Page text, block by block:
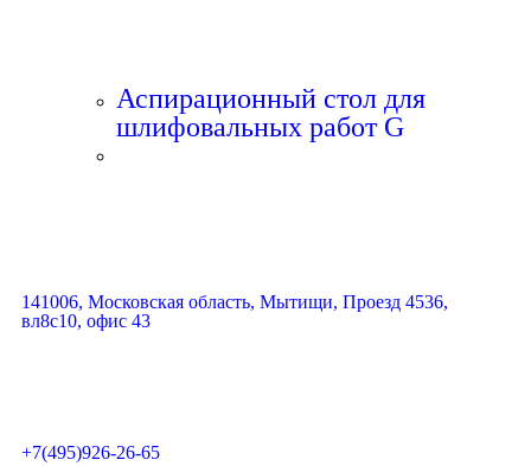
Аспирационный стол для
шлифовальных работ G
141006, Московская область, Мытищи, Проезд 4536,
вл8с10, офис 43
+7(495)926-26-65